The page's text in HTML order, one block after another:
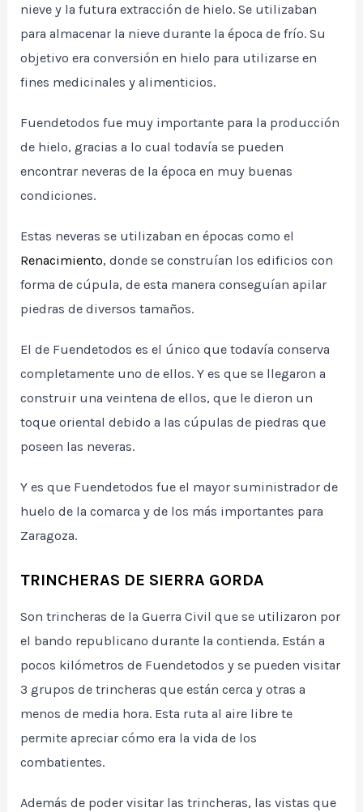
nieve y la futura extracción de hielo. Se utilizaban
para almacenar la nieve durante la época de frío. Su
objetivo era conversión en hielo para utilizarse en
fines medicinales y alimenticios.
Fuendetodos fue muy importante para la producción
de hielo, gracias a lo cual todavía se pueden
encontrar neveras de la época en muy buenas
condiciones.
Estas neveras se utilizaban en épocas como el
Renacimiento, donde se construían los edificios con
forma de cúpula, de esta manera conseguían apilar
piedras de diversos tamaños.
El de Fuendetodos es el único que todavía conserva
completamente uno de ellos. Y es que se llegaron a
construir una veintena de ellos, que le dieron un
toque oriental debido a las cúpulas de piedras que
poseen las neveras.
Y es que Fuendetodos fue el mayor suministrador de
huelo de la comarca y de los más importantes para
Zaragoza.
TRINCHERAS DE SIERRA GORDA
Son trincheras de la Guerra Civil que se utilizaron por
el bando republicano durante la contienda. Están a
pocos kilómetros de Fuendetodos y se pueden visitar
3 grupos de trincheras que están cerca y otras a
menos de media hora. Esta ruta al aire libre te
permite apreciar cómo era la vida de los
combatientes.
Además de poder visitar las trincheras, las vistas que